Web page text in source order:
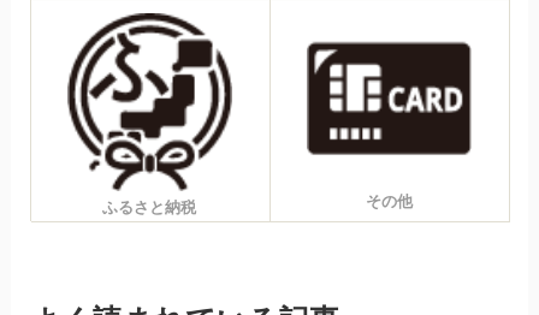
ふるさと納税 その他